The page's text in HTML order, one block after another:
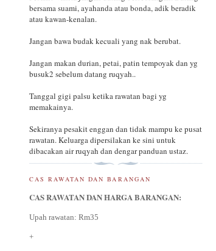
bersama suami, ayahanda atau bonda, adik beradik
atau kawan-kenalan.
Jangan bawa budak kecuali yang nak berubat.
Jangan makan durian, petai, patin tempoyak dan yg
busuk2 sebelum datang ruqyah..
Tanggal gigi palsu ketika rawatan bagi yg
memakainya.
Sekiranya pesakit enggan dan tidak mampu ke pusat
rawatan. Keluarga dipersilakan ke sini untuk
dibacakan air ruqyah dan dengar panduan ustaz.
CAS RAWATAN DAN BARANGAN
CAS RAWATAN DAN HARGA BARANGAN:
Upah rawatan: Rm35
+